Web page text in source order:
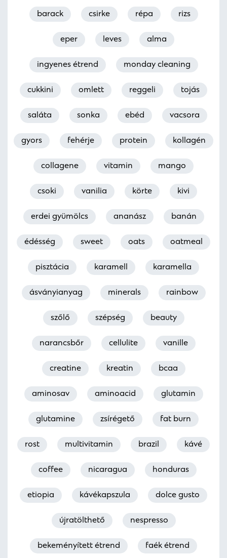
barack csirke répa rizs
eper leves alma
ingyenes étrend monday cleaning
cukkini omlett reggeli tojás
saláta sonka ebéd vacsora
gyors fehérje protein kollagén
collagene vitamin mango
csoki vanilia körte kivi
erdei gyümölcs ananász banán
édésség sweet oats oatmeal
pisztácia karamell karamella
ásványianyag minerals rainbow
szőlő szépség beauty
narancsbőr cellulite vanille
creatine kreatin bcaa
aminosav aminoacid glutamin
glutamine zsírégető fat burn
rost multivitamin brazil kávé
coffee nicaragua honduras
etiopia kávékapszula dolce gusto
újratölthető nespresso
bekeményített étrend faék étrend